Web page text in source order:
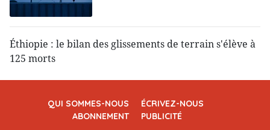
Éthiopie : le bilan des glissements de terrain s'élève à
125 morts
QUI SOMMES-NOUS
ÉCRIVEZ-NOUS
ABONNEMENT
PUBLICITÉ